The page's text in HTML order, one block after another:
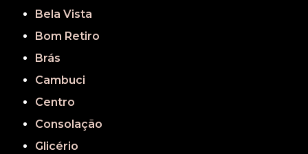
Bela Vista
Bom Retiro
Brás
Cambuci
Centro
Consolação
Glicério